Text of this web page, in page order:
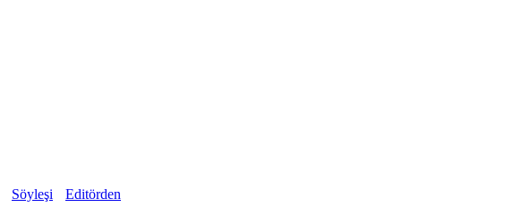
Söyleşi
Editörden